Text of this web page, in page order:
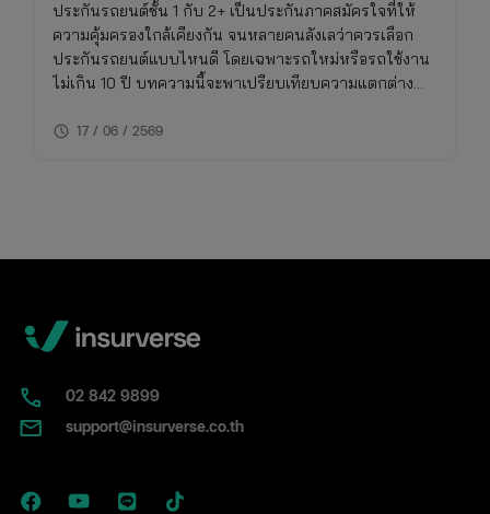
ประกันรถยนต์ชั้น 1 กับ 2+ เป็นประกันภาคสมัครใจที่ให้
ความคุ้มครองใกล้เคียงกัน จนหลายคนลังเลว่าควรเลือก
ประกันรถยนต์แบบไหนดี โดยเฉพาะรถใหม่หรือรถใช้งาน
ไม่เกิน 10 ปี บทความนี้จะพาเปรียบเทียบความแตกต่าง
เทียบ ทั้งเรื่องความคุ้มครอง ค่าเบี้ย และความเหมาะสมใน
schedule 17 / 06 / 2569
02​ 842 9899
support@insurverse.co.th